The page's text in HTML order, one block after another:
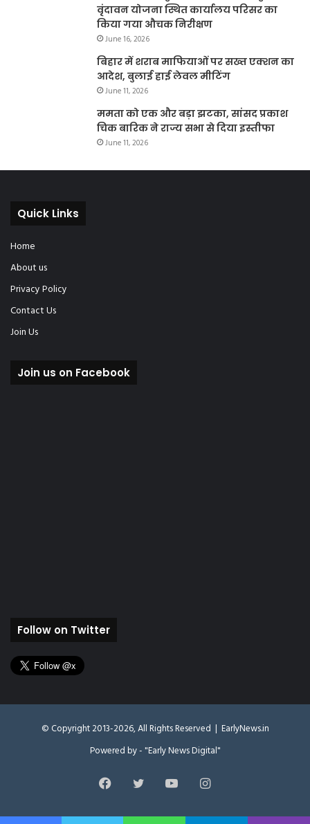
वृंदावन योजना स्थित कार्यालय परिसर का
किया गया औचक निरीक्षण
June 16, 2026
बिहार में शराब माफियाओं पर सख्त एक्शन का
आदेश, बुलाई हाई लेवल मीटिंग
June 11, 2026
ममता को एक और बड़ा झटका, सांसद प्रकाश
चिक बारिक ने राज्य सभा से दिया इस्तीफा
June 11, 2026
Quick Links
Home
About us
Privacy Policy
Contact Us
Join Us
Join us on Facebook
Follow on Twitter
© Copyright 2013-2026, All Rights Reserved | EarlyNews.in
Powered by - "Early News Digital"
FacebookTwitter YouTubeInstagram